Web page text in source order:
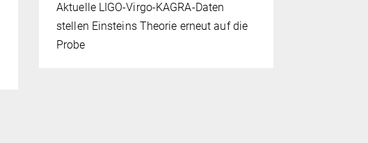
Aktuelle LIGO-Virgo-KAGRA-Daten
stellen Einsteins Theorie erneut auf die
Probe